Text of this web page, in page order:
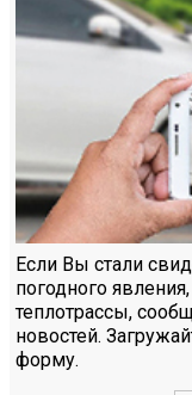
Если Вы стали
погодного
теплотрассы,
новостей.
форму.